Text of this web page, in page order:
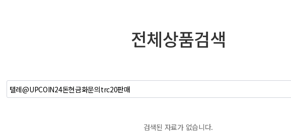
전체상품검색
검색된 자료가 없습니다.